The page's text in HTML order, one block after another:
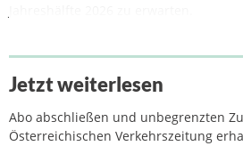
Jetzt weiterlesen
Abo abschließen und unbegrenzten
Österreichischen Verkehrszeitung